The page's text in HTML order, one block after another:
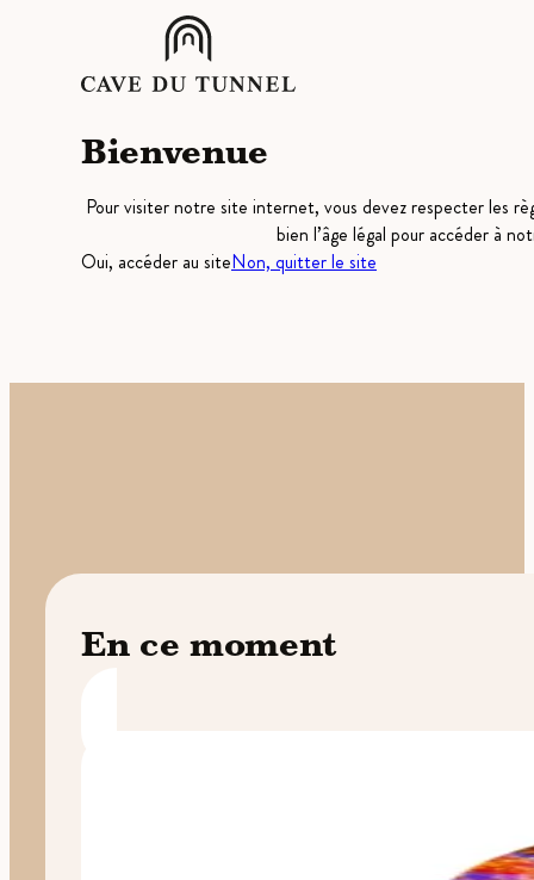
Bienvenue
Pour visiter notre site internet, vous devez respecter les
bien l’âge légal pour accéder à
Oui, accéder au siteNon, quitter le site
En ce moment